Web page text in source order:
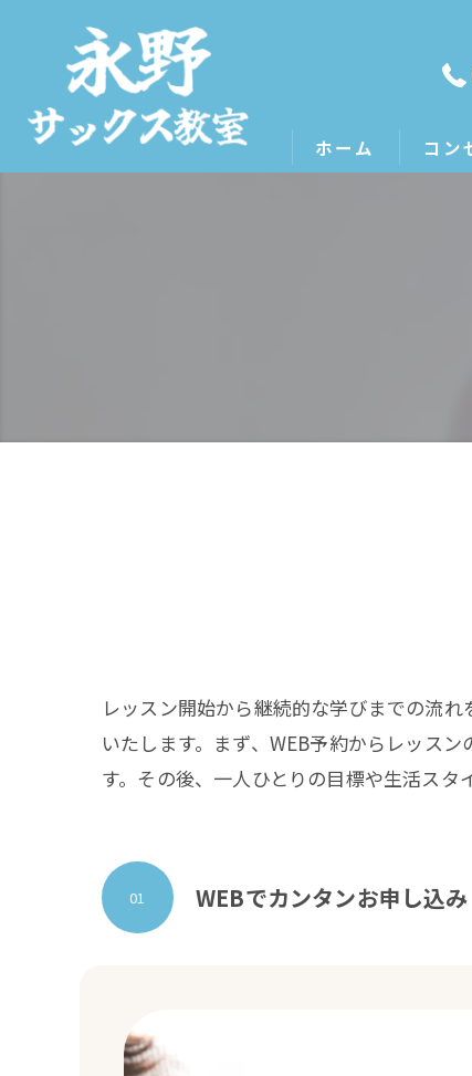
ホーム コン
レッスン開始から継続的な学びまでの流
いたします。まず、WEB予約からレッス
す。その後、一人ひとりの目標や生活スタ
WEBでカンタンお申し込み
01